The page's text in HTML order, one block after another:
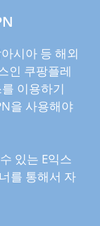
시아 등 해외
인 쿠팡플레
이용하기
을 사용해야
있는 E익스
를 통해서 자